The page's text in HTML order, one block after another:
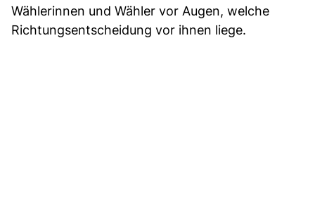
Wählerinnen und Wähler vor Augen, welche
Richtungsentscheidung vor ihnen liege.